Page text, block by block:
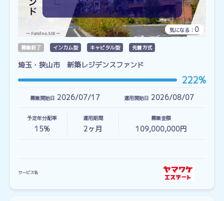
気になる： 0
募集終了 インカム型 キャピタル型 先着方式
埼玉・狭山市 新築レジデンスファンド
222%
募集開始日 2026/07/17 運用開始日 2026/08/07
予定年分配率
15%
運用期間
2ヶ月
募集金額
109,000,000円
サービス名